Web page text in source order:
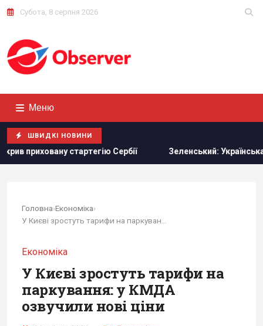
Субота, 8 серпня 2026
Меню
ШВИДКІ НОВИНИ
стартегію Сербії Зеленський: Українська оборонка
Головна›Економіка›
Економіка
У Києві зростуть тарифи на
паркування: у КМДА
озвучили нові ціни